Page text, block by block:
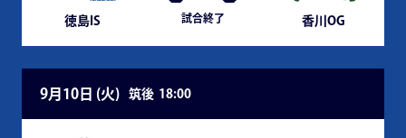
徳島IS 試合終了 香川OG
9月10日 (火) 筑後 18:00